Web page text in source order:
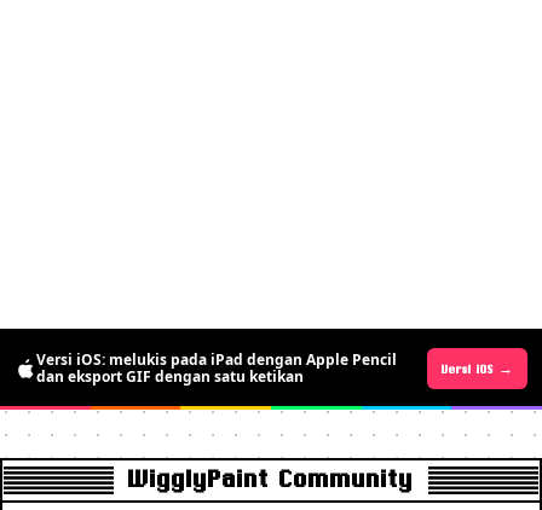
masa terhad, lukis seni piksel bergerak
sekarang
Versi Android →
Versi iOS: melukis pada iPad dengan Apple Pencil
dan eksport GIF dengan satu ketikan
Versi iOS →
WigglyPaint Community